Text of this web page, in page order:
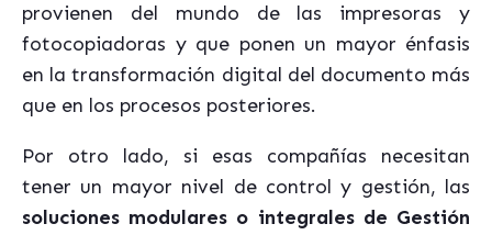
provienen del mundo de las impresoras y
fotocopiadoras y que ponen un mayor énfasis
en la transformación digital del documento más
que en los procesos posteriores.
Por otro lado, si esas compañías necesitan
tener un mayor nivel de control y gestión, las
soluciones modulares o integrales de Gestión